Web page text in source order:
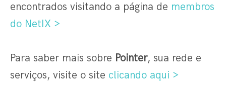
encontrados visitando a página de membros
do NetIX >
Para saber mais sobre Pointer, sua rede e
serviços, visite o site clicando aqui >